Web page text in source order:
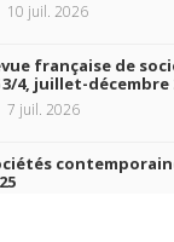
10 juil. 2026
française de
3/4, juillet-décembre
7 juil. 2026